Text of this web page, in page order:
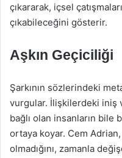
çıkararak, içsel
çıkabileceğini gösterir.
Aşkın Geçiciliği
Şarkının sözlerindeki
vurgular. İlişkilerdeki iniş
bağlı olan insanların bile
ortaya koyar. Cem
olmadığını, zamanla